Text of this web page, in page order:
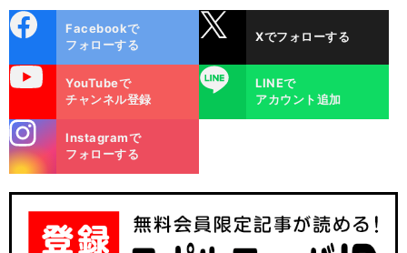
ok
Facebookで
フォローする
Xでフォローする
YouTubeで
チャンネル登録
LINE
LINEで
アカウント追加
m
Instagramで
フォローする